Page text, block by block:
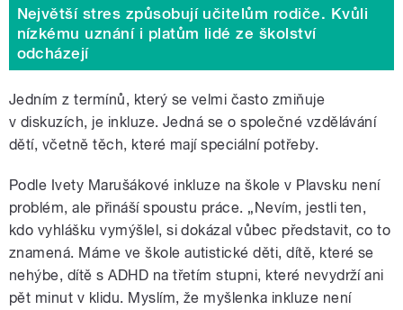
Největší stres způsobují učitelům rodiče. Kvůli
nízkému uznání i platům lidé ze školství
odcházejí
Jedním z termínů, který se velmi často zmiňuje
v diskuzích, je inkluze. Jedná se o společné vzdělávání
dětí, včetně těch, které mají speciální potřeby.
Podle Ivety Marušákové inkluze na škole v Plavsku není
problém, ale přináší spoustu práce. „Nevím, jestli ten,
kdo vyhlášku vymýšlel, si dokázal vůbec představit, co to
znamená. Máme ve škole autistické děti, dítě, které se
nehýbe, dítě s ADHD na třetím stupni, které nevydrží ani
pět minut v klidu. Myslím, že myšlenka inkluze není